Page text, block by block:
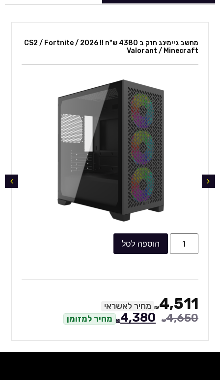
מחשב גיימינג חזק ב 4380 ש"ח !! 2026 CS2 / Fortnite /
Valorant / Minecraft
הוספה לסל
₪4,511 מחיר לאשראי
₪4,650
₪4,380 מחיר למזומן